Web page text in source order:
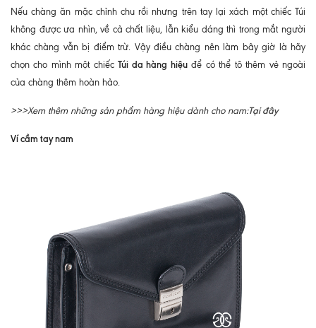
Nếu chàng ăn mặc chỉnh chu rồi nhưng trên tay lại xách một chiếc Túi
không được ưa nhìn, về cả chất liệu, lẫn kiểu dáng thì trong mắt người
khác chàng vẫn bị điểm trừ. Vậy điều chàng nên làm bây giờ là hãy
chọn cho mình một chiếcTúi da hàng hiệuđể có thể tô thêm vẻ ngoài
của chàng thêm hoàn hảo.
>>>Xem thêm những sản phẩm hàng hiệu dành cho nam:Tại đây
Ví cầm tay nam